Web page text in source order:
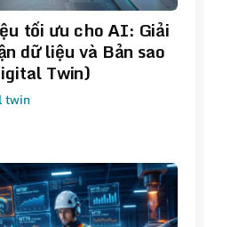
tối ưu cho AI: Giải
dữ liệu và Bản sao
Twin)
twin